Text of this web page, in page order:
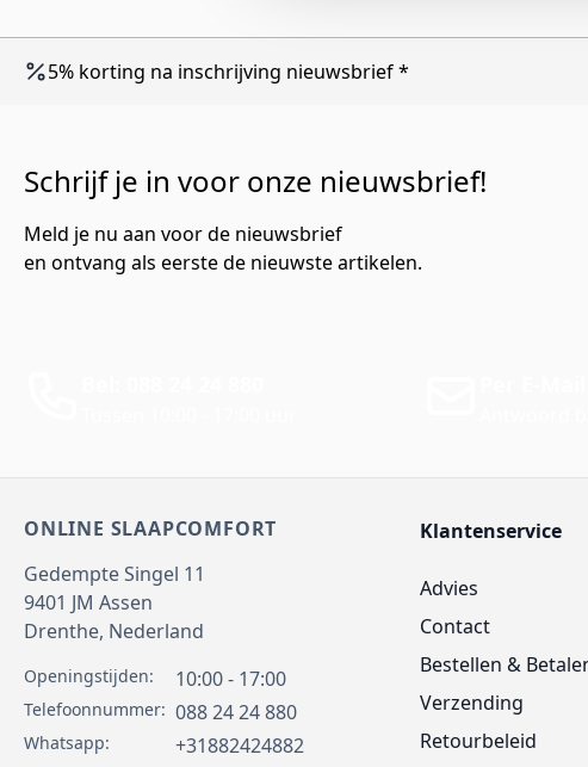
5% korting na inschrijving nieuwsbrief *
Schrijf je in voor onze nieuwsbrief!
Meld je nu aan voor de nieuwsbrief
en ontvang als eerste de nieuwste artikelen.
ONLINE SLAAPCOMFORT
Gedempte Singel 11
9401 JM Assen
Drenthe, Nederland
Openingstijden: 10:00 - 17:00
Telefoonnummer: 088 24 24 880
Whatsapp: +31882424882
Klantenservice
Advies
Contact
Bestellen &
Verzending
Retourbeleid